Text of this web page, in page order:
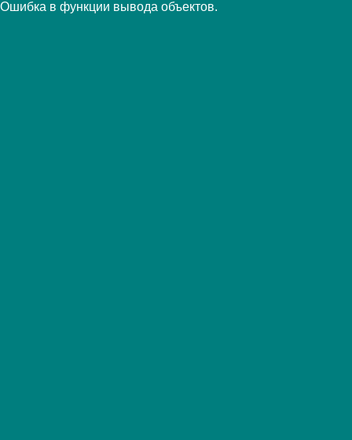
Ошибка в функции вывода объектов.